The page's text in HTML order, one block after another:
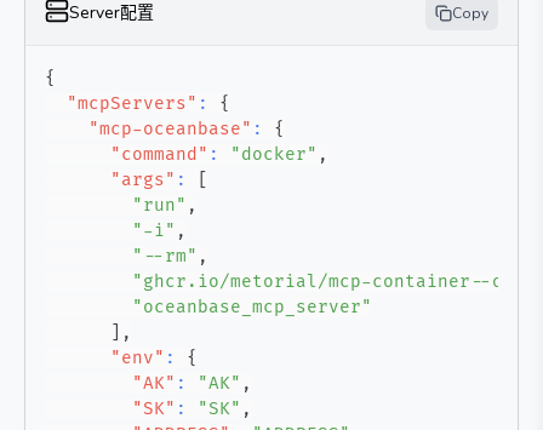
Server配置 Copy
{
"mcpServers" :
{
"mcp-oceanbase" :
{
"command" : "docker" ,
"args" :
"run" ,
"-i" ,
"--rm" ,
"ghcr.io/metorial/mcp-container--
"oceanbase_mcp_server"
,
"env" :
{
"AK" : "AK" ,
"SK" : "SK" ,